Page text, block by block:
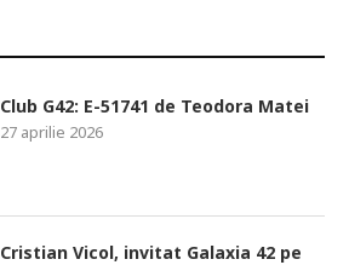
Club G42: E-51741 de Teodora Matei
27 aprilie 2026
Cristian Vicol, invitat Galaxia 42 pe